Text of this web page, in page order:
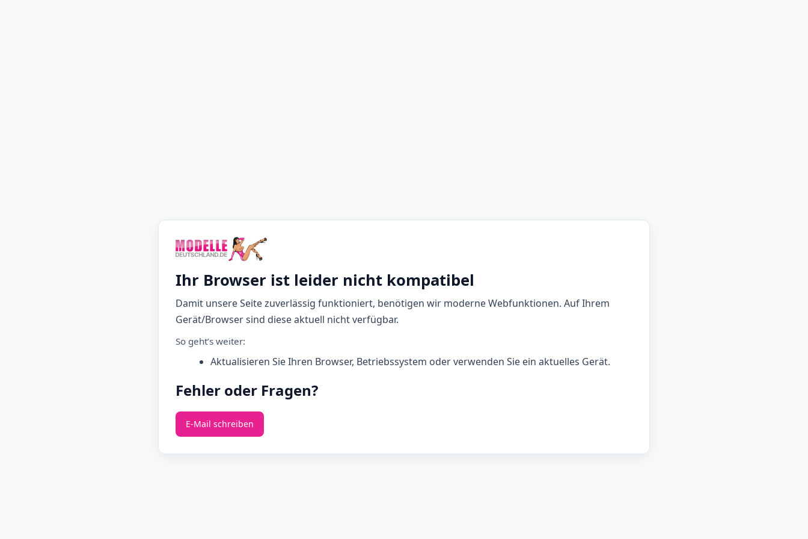
Ihr Browser ist leider nicht kompatibel
Damit unsere Seite zuverlässig funktioniert, benötigen wir moderne Webfunktionen. Auf Ihrem
Gerät/Browser sind diese aktuell nicht verfügbar.
So geht’s weiter:
Aktualisieren Sie Ihren Browser, Betriebssystem oder verwenden Sie ein aktuelles Gerät.
Fehler oder Fragen?
E‑Mail schreiben